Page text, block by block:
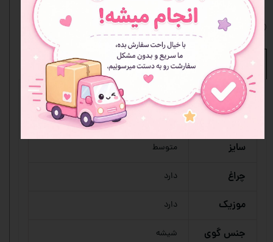
افزودن به علاقه مندی ها
مشخصات محصول نظرات
نوع
محصول
گوی موزیکال
سایز متوسط
چراغ دارد
موزیک دارد
جنس گوی شیشه